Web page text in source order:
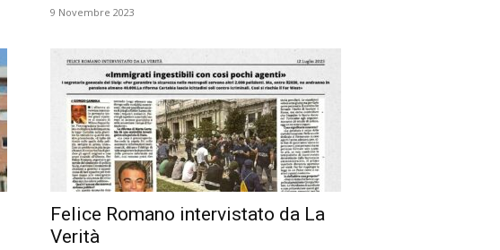
9 Novembre 2023
Felice Romano intervistato da La
Verità